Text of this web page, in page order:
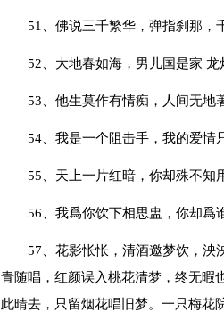
51、佛说三千繁华，弹指刹那
52、大地春如海，男儿国是家
53、他生莫作有情痴，人间无地
54、我是一个阻击手，我的爱
55、天上一片红暗，你却殊不知
56、我爲你饮下相思盅，你却爲
57、花影怅怅，清酒邀梦饮，泱
青随唱，红颜误入桃花清梦，终无暇
此晴去，只留烟花唱旧梦。一只梅花